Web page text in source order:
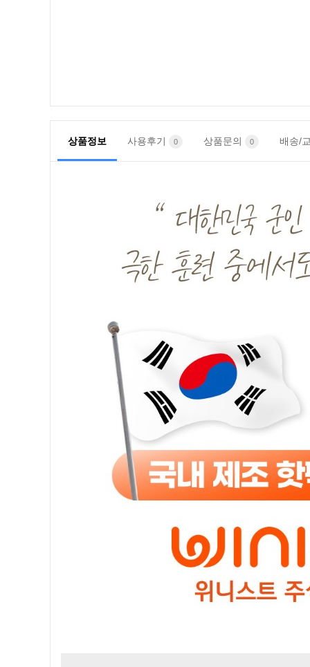
상품정보 사용후기 0 상품문의 0 배송/